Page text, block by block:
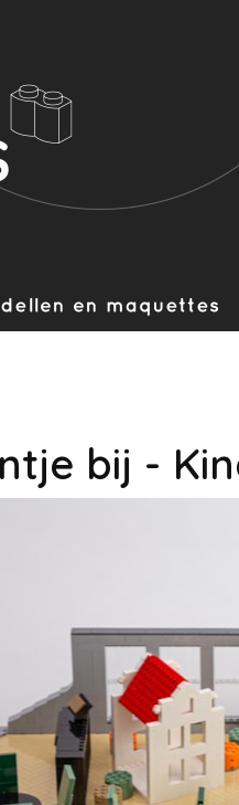
bij -